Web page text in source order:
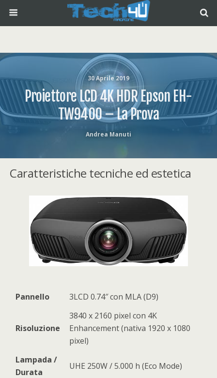
30 Aprile 2019
Proiettore LCD 4K HDR Epson EH-
TW9400 – La Prova
Andrea Manuti
Caratteristiche tecniche ed estetica
Pannello 3LCD 0.74″ con MLA (D9)
Risoluzione
3840 x 2160 pixel con 4K
Enhancement (nativa 1920 x 1080
pixel)
Lampada /
Durata
UHE 250W / 5.000 h (Eco Mode)